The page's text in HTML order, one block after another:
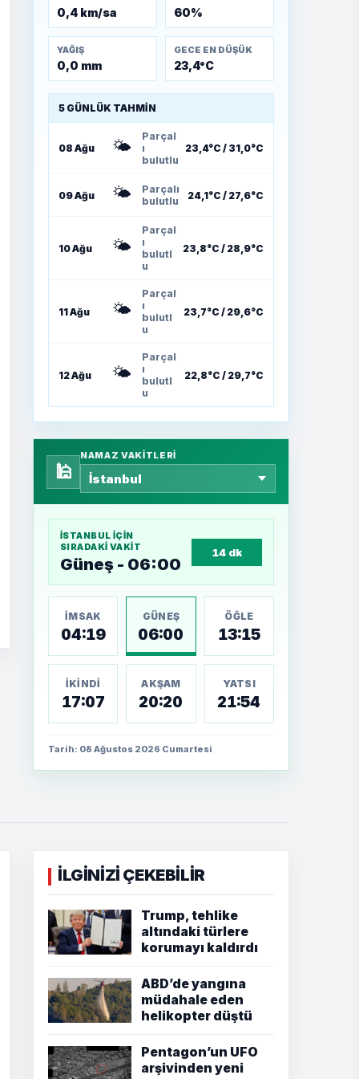
0,4 km/sa 60%
YAĞIŞ
0,0 mm
GECE EN DÜŞÜK
23,4°C
5 GÜNLÜK TAHMIN
08 Ağu 🌤️
Parçal
ı
bulutlu
23,4°C / 31,0°C
09 Ağu 🌤️
Parçalı
bulutlu
24,1°C / 27,6°C
10 Ağu 🌤️
Parçal
ı
bulutl
u
23,8°C / 28,9°C
11 Ağu 🌤️
Parçal
ı
bulutl
u
23,7°C / 29,6°C
12 Ağu 🌤️
Parçal
ı
bulutl
u
22,8°C / 29,7°C
🕌
NAMAZ VAKITLERI
İSTANBUL IÇIN
SIRADAKI VAKIT
Güneş - 06:00
14 dk
İMSAK
04:19
GÜNEŞ
06:00
ÖĞLE
13:15
İKINDI
17:07
AKŞAM
20:20
YATSI
21:54
Tarih: 08 Ağustos 2026 Cumartesi
İLGİNİZİ ÇEKEBİLİR
Trump, tehlike
altındaki türlere
korumayı kaldırdı
ABD’de yangına
müdahale eden
helikopter düştü
Pentagon’un UFO
arşivinden yeni